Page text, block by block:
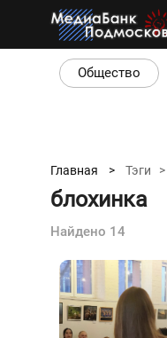
Общество
Главная > Тэги >
блохинка
Найдено 14